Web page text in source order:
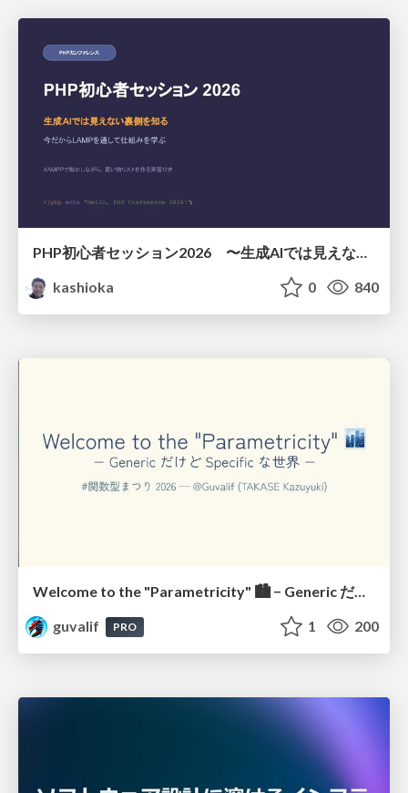
kashioka
0 840
Welcome to the "Parametricity" 🏙️ − Generic だけど Specific な世界 −
guvalif
PRO 1 200